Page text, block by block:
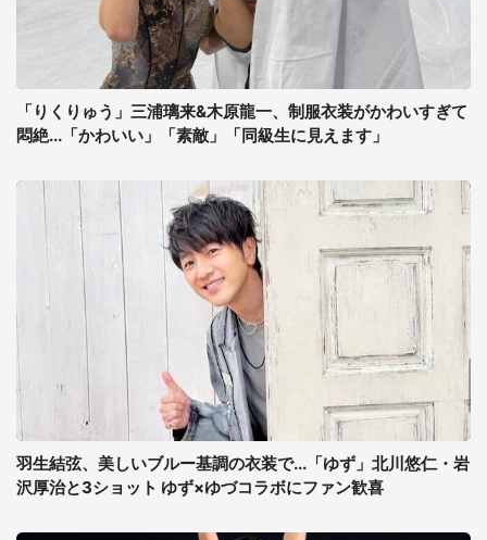
「りくりゅう」三浦璃来&木原龍一、制服衣装がかわいすぎて
悶絶...「かわいい」「素敵」「同級生に見えます」
羽生結弦、美しいブルー基調の衣装で...「ゆず」北川悠仁・岩
沢厚治と3ショット ゆず×ゆづコラボにファン歓喜